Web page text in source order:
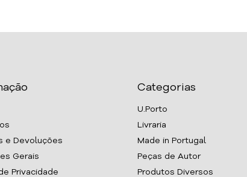
e Devoluções
Gerais
Privacidade
Categorias
U.Porto
Livraria
Made in Portugal
Peças de Autor
Produtos Diversos